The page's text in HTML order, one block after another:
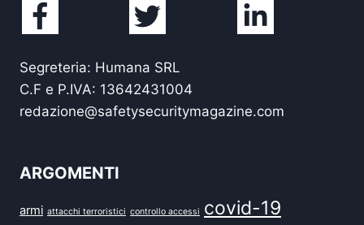
Segreteria: Humana SRL
C.F e P.IVA: 13642431004
redazione@safetysecuritymagazine.com
ARGOMENTI
armi attacchi terroristici controllo accessi covid-19